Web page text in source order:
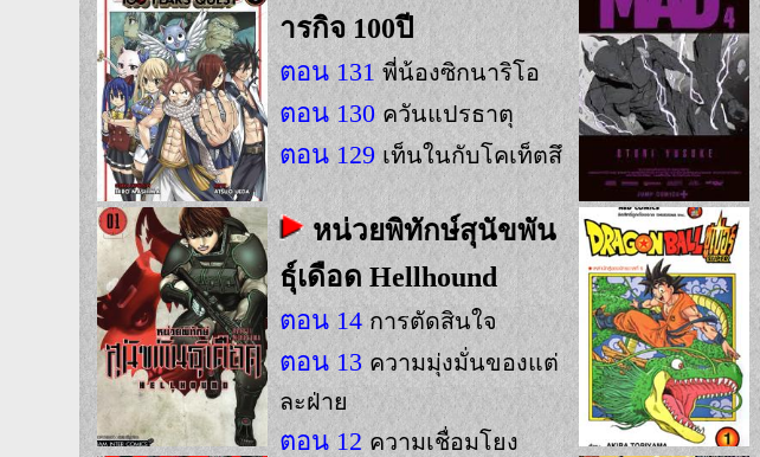
ารกิจ 100ปี
ตอน 131 พี่น้องซิกนาริโอ
ตอน 130 ควันแปรธาตุ
ตอน 129 เท็นในกับโคเท็ตสึ
หน่วยพิทักษ์สุนัขพัน
ธุ์เดือด Hellhound
ตอน 14 การตัดสินใจ
ตอน 13 ความมุ่งมั่นของแต่
ละฝ่าย
ตอน 12 ความเชื่อมโยง